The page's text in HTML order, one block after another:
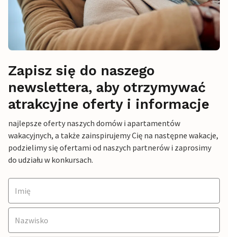
Zapisz się do naszego
newslettera, aby otrzymywać
atrakcyjne oferty i informacje
najlepsze oferty naszych domów i apartamentów
wakacyjnych, a także zainspirujemy Cię na następne wakacje,
podzielimy się ofertami od naszych partnerów i zaprosimy
do udziału w konkursach.